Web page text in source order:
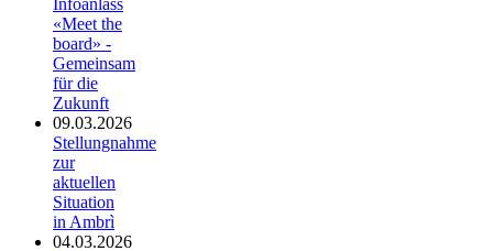
Infoanlass
«Meet the
board» -
Gemeinsam
für die
Zukunft
09.03.2026
Stellungnahme
zur
aktuellen
Situation
in Ambrì
04.03.2026